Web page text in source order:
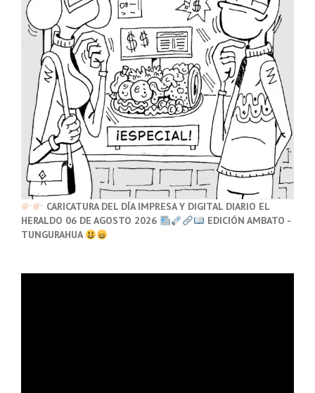
CARICATURA DEL DÍA IMPRESA Y DIGITAL DIARIO EL
HERALDO 06 DE AGOSTO 2026
EDICIÓN AMBATO -
TUNGURAHUA